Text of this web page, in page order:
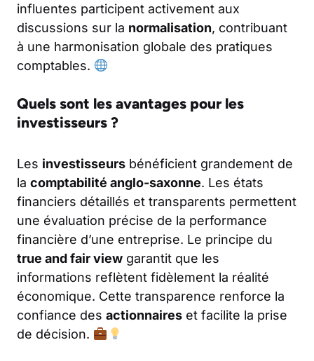
influentes participent activement aux
discussions sur la normalisation, contribuant
à une harmonisation globale des pratiques
comptables.
Quels sont les avantages pour les
investisseurs ?
Les investisseurs bénéficient grandement de
la comptabilité anglo-saxonne. Les états
financiers détaillés et transparents permettent
une évaluation précise de la performance
financière d’une entreprise. Le principe du
true and fair view garantit que les
informations reflètent fidèlement la réalité
économique. Cette transparence renforce la
confiance des actionnaires et facilite la prise
de décision.